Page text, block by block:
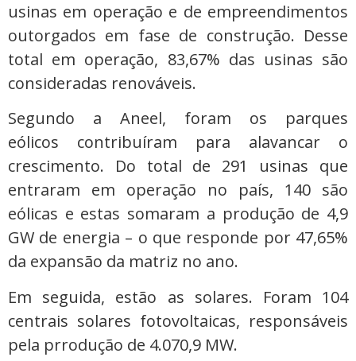
usinas em operação e de empreendimentos
outorgados em fase de construção. Desse
total em operação, 83,67% das usinas são
consideradas renováveis.
Segundo a Aneel, foram os parques
eólicos contribuíram para alavancar o
crescimento. Do total de 291 usinas que
entraram em operação no país, 140 são
eólicas e estas somaram a produção de 4,9
GW de energia – o que responde por 47,65%
da expansão da matriz no ano.
Em seguida, estão as solares. Foram 104
centrais solares fotovoltaicas, responsáveis
pela prrodução de 4.070,9 MW.